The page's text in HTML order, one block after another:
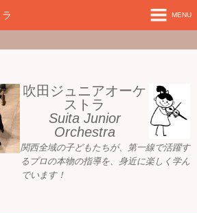
吹田ジュニアオーケ
ストラ
Suita Junior
Orchestra
関西全域の子どもたちが、
第一線で活躍す
るプロの本物の指導を、身近に楽しく学ん
でいます！
MENU